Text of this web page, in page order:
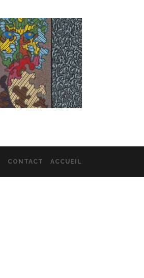
CONTACT ACCUEIL